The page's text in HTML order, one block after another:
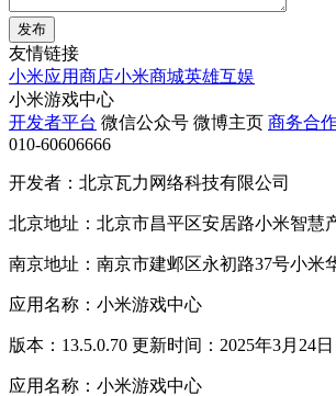
发布
友情链接
小米应用商店小米商城英雄互娱
小米游戏中心
开发者平台 微信公众号 微博主页 商务合
010-60606666
开发者：北京瓦力网络科技有限公司
北京地址：北京市昌平区安居路小米智慧
南京地址：南京市建邺区永初路37号小米
应用名称：小米游戏中心
版本：13.5.0.70 更新时间：2025年3月24日
应用名称：小米游戏中心